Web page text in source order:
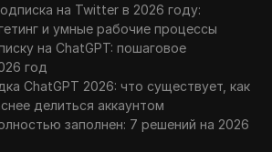
на Twitter в 2026 году:
и умные рабочие процессы
на ChatGPT: пошаговое
год
ChatGPT 2026: что существует, как
делиться аккаунтом
заполнен: 7 решений на 2026